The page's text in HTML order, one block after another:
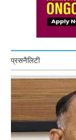
प्रसनैलिटी